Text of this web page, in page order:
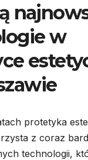
w
protetyka
z coraz
technologii,